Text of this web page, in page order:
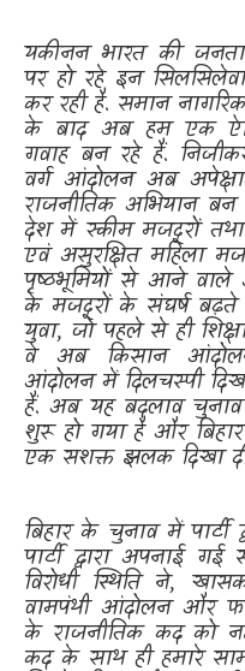
यकीनन भारत की
पर हो रहे इन
कर रही है. समान
के बाद अब हम एक
गवाह बन रहे हैं.
वर्ग आंदोलन अब
राजनीतिक अभियान
देश में स्कीम मजदूरों
एवं असुरक्षित महिला
पृष्ठभूमियों से आने वाले
के मजदूरों के संघर्ष बढ़ते
युवा, जो पहले से ही
वे अब किसान
आंदोलन में दिलचस्पी
हैं. अब यह बदलाव चुनाव
शुरू हो गया है और
एक सशक्त झलक दिखा
बिहार के चुनाव में पार्टी
पार्टी द्वारा अपनाई
विरोधी स्थिति ने,
वामपंथी आंदोलन और
के राजनीतिक कद को
कद के साथ ही हमारे